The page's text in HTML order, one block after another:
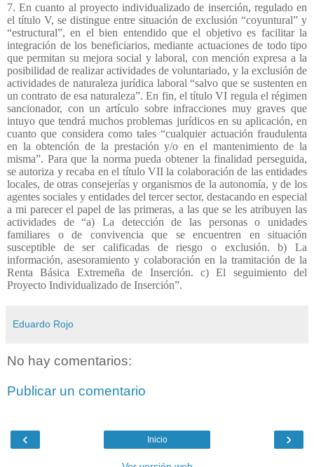
7. En cuanto al proyecto individualizado de inserción, regulado en
el título V, se distingue entre situación de exclusión “coyuntural” y
“estructural”, en el bien entendido que el objetivo es facilitar la
integración de los beneficiarios, mediante actuaciones de todo tipo
que permitan su mejora social y laboral, con mención expresa a la
posibilidad de realizar actividades de voluntariado, y la exclusión de
actividades de naturaleza jurídica laboral “salvo que se sustenten en
un contrato de esa naturaleza”. En fin, el título VI regula el régimen
sancionador, con un artículo sobre infracciones muy graves que
intuyo que tendrá muchos problemas jurídicos en su aplicación, en
cuanto que considera como tales “cualquier actuación fraudulenta
en la obtención de la prestación y/o en el mantenimiento de la
misma”. Para que la norma pueda obtener la finalidad perseguida,
se autoriza y recaba en el título VII la colaboración de las entidades
locales, de otras consejerías y organismos de la autonomía, y de los
agentes sociales y entidades del tercer sector, destacando en especial
a mi parecer el papel de las primeras, a las que se les atribuyen las
actividades de “a) La detección de las personas o unidades
familiares o de convivencia que se encuentren en situación
susceptible de ser calificadas de riesgo o exclusión. b) La
información, asesoramiento y colaboración en la tramitación de la
Renta Básica Extremeña de Inserción. c) El seguimiento del
Proyecto Individualizado de Inserción”.
Eduardo Rojo
No hay comentarios:
Publicar un comentario
‹ ›
Inicio